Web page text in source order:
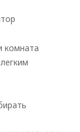
комната